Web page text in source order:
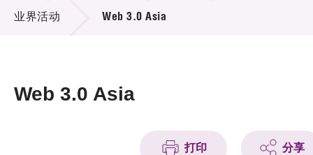
项目及资助计划
活动及消息
业界活动 Web 3.0 Asia
Web 3.0 Asia
打印 分享